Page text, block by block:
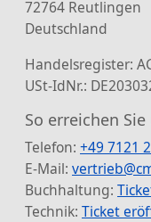
72764 Reutlingen
Deutschland
Handelsregister:
USt-IdNr.:
So erreichen Sie
Telefon: +49 7121
E-Mail:
Buchhaltung:
Technik: Ticket